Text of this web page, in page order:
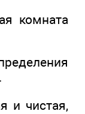
комната
и чистая,